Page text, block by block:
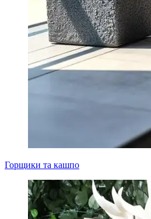
Горщики та кашпо